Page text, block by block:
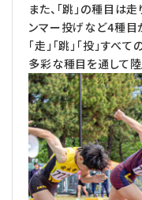
また、「跳」の種目は
ンマー投げなど4種目
「走」「跳」「投」す
多彩な種目を通して